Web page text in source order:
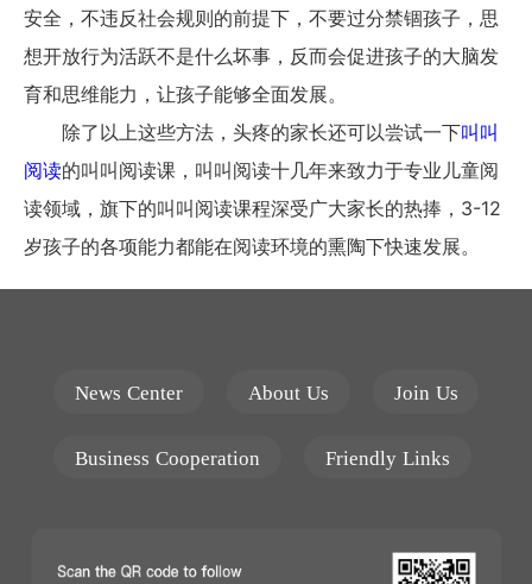
安全，不违反社会规则的前提下，不要过分禁锢孩子，思
想开放行为活跃不是什么坏事，反而会促进孩子的大脑发
育和思维能力，让孩子能够全面发展。
除了以上这些方法，头疼的家长还可以尝试一下叫叫
阅读的叫叫阅读课，叫叫阅读十几年来致力于专业儿童阅
读领域，旗下的叫叫阅读课程深受广大家长的热捧，3-12
岁孩子的各项能力都能在阅读环境的熏陶下快速发展。
News Center About Us Join Us
Business Cooperation Friendly Links